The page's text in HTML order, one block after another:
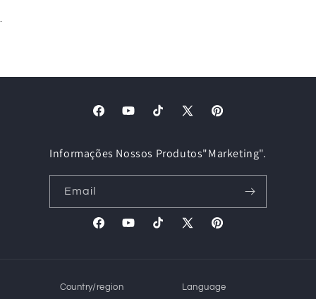
.
FacebookYouTubeTikTok
X
Pinterest
Informações Nossos Produtos"Marketing".
Email
FacebookYouTubeTikTok
X
Pinterest
Country/region Language